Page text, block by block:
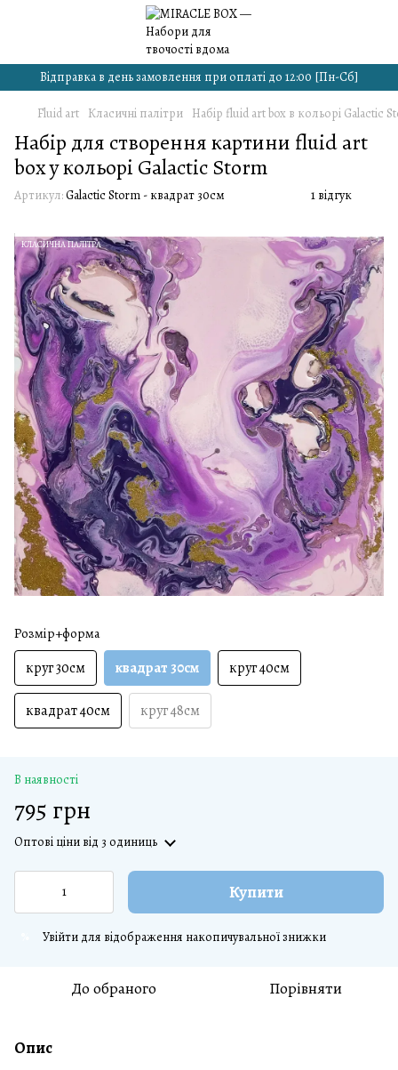
Відправка в день замовлення при оплаті до 12:00 [Пн-Сб]
Fluid art Класичні палітри Набір fluid art box в кольорі Galactic
Набір для створення картини fluid art
box у кольорі Galactic Storm
Артикул:Galactic Storm - квадрат 30см 1 відгук
КЛАСИЧНА ПАЛІТРА
Розмір+форма
круг 30см квадрат 30см круг 40см
квадрат 40см круг 48см
В наявності
795 грн
Оптові ціни від 3 одиниць
Купити
Увійти для відображення накопичувальної знижки
До обраного Порівняти
Опис